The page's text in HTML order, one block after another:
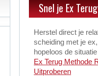
Snel je Ex
Herstel direct je
scheiding met je
hopeloos de
Ex Terug Methode
Uitproberen